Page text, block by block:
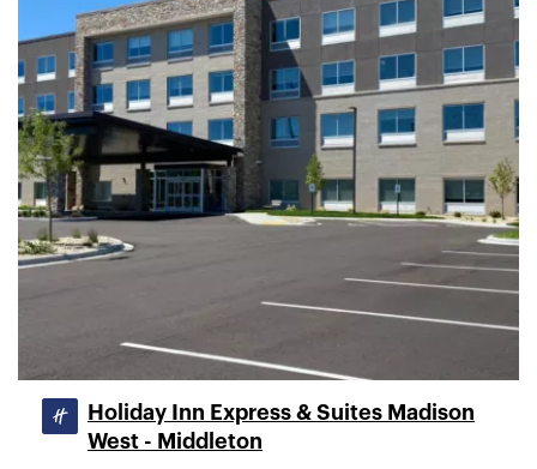
Holiday Inn Express & Suites Madison
West - Middleton